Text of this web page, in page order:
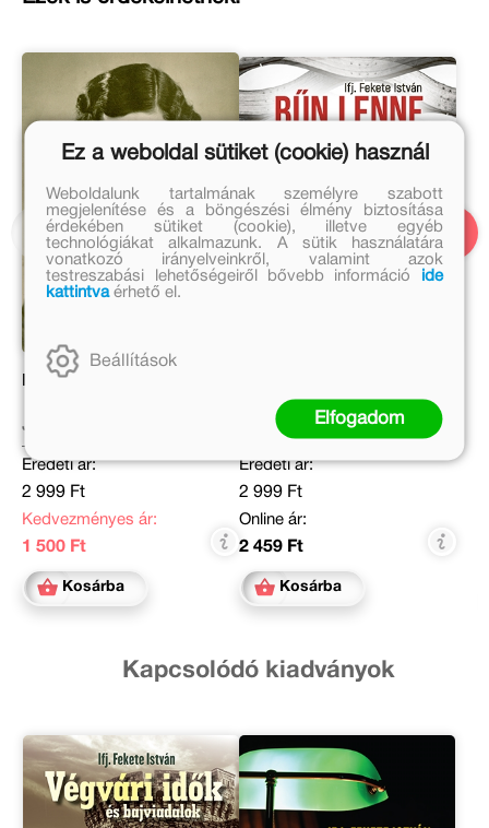
Naplóm, 1938-1944
Janikovszky Éva
Eredeti ár:
2 999 Ft
Kedvezményes ár:
1 500 Ft
Kosárba
ifj. Fekete István
Eredeti ár:
2 999 Ft
Online ár:
2 459 Ft
Kosárba
Kapcsolódó kiadványok
Ez a weboldal sütiket (cookie) használ
Weboldalunk tartalmának személyre szabott
megjelenítése és a böngészési élmény biztosítása
érdekében sütiket (cookie), illetve egyéb
technológiákat alkalmazunk. A sütik használatára
vonatkozó irányelveinkről, valamint azok
testreszabási lehetőségeiről bővebb információ
ide
kattintvaérhető el.
Beállítások
Elfogadom